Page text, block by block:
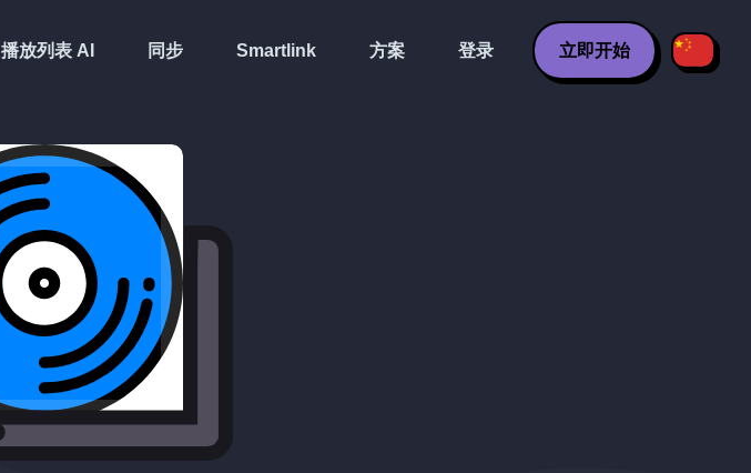
播放列表 AI 同步 Smartlink 方案 登录 立即开始